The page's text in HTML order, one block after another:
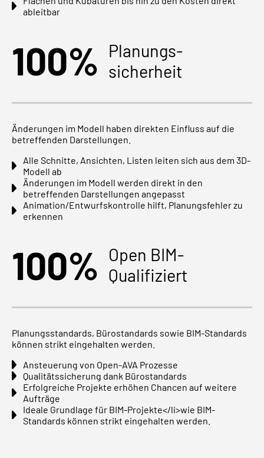
ableitbar
100% Planungs-
sicherheit
Änderungen im Modell haben direkten Einfluss auf die
betreffenden Darstellungen.
Alle Schnitte, Ansichten, Listen leiten sich aus dem 3D-
Modell ab
Änderungen im Modell werden direkt in den
betreffenden Darstellungen angepasst
Animation/Entwurfskontrolle hilft, Planungsfehler zu
erkennen
100% Open BIM-
Qualifiziert
Planungsstandards, Bürostandards sowie BIM-Standards
können strikt eingehalten werden.
Ansteuerung von Open-AVA Prozesse
Qualitätssicherung dank Bürostandards
Erfolgreiche Projekte erhöhen Chancen auf weitere
Aufträge
Ideale Grundlage für BIM-Projekte</li>wie BIM-
Standards können strikt eingehalten werden.